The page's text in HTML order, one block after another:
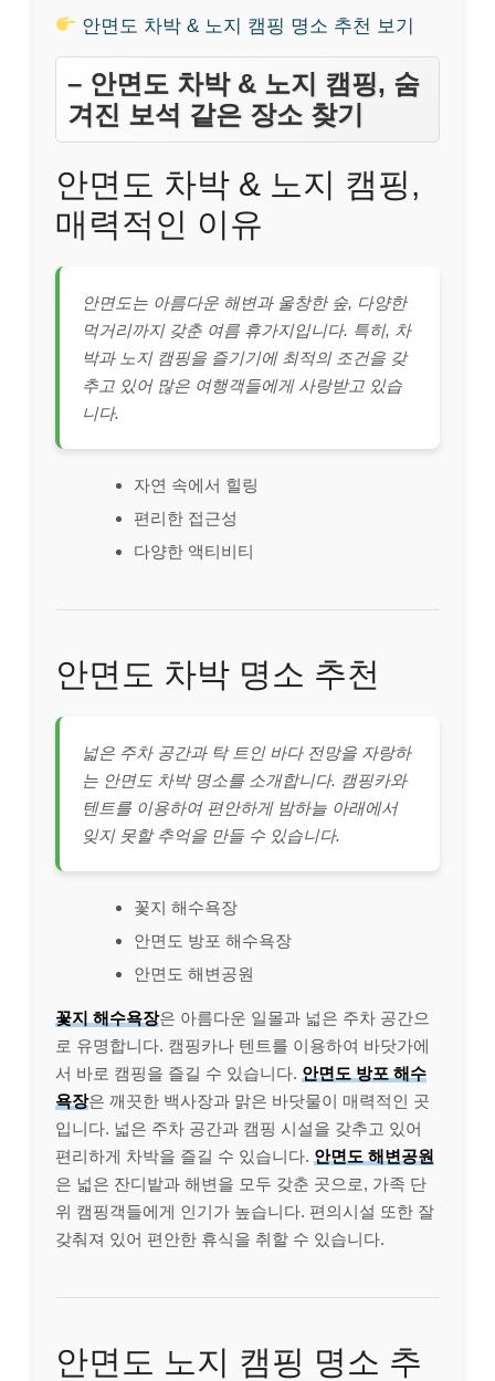
안면도 차박 & 노지 캠핑 명소 추천 보기
– 안면도 차박 & 노지 캠핑, 숨
겨진 보석 같은 장소 찾기
안면도 차박 & 노지 캠핑,
매력적인 이유
안면도는 아름다운 해변과 울창한 숲, 다양한
먹거리까지 갖춘 여름 휴가지입니다. 특히, 차
박과 노지 캠핑을 즐기기에 최적의 조건을 갖
추고 있어 많은 여행객들에게 사랑받고 있습
니다.
자연 속에서 힐링
편리한 접근성
다양한 액티비티
안면도 차박 명소 추천
넓은 주차 공간과 탁 트인 바다 전망을 자랑하
는 안면도 차박 명소를 소개합니다. 캠핑카와
텐트를 이용하여 편안하게 밤하늘 아래에서
잊지 못할 추억을 만들 수 있습니다.
꽃지 해수욕장
안면도 방포 해수욕장
안면도 해변공원
꽃지 해수욕장은 아름다운 일몰과 넓은 주차 공간으
로 유명합니다. 캠핑카나 텐트를 이용하여 바닷가에
서 바로 캠핑을 즐길 수 있습니다. 안면도 방포 해수
욕장은 깨끗한 백사장과 맑은 바닷물이 매력적인 곳
입니다. 넓은 주차 공간과 캠핑 시설을 갖추고 있어
편리하게 차박을 즐길 수 있습니다. 안면도 해변공원
은 넓은 잔디밭과 해변을 모두 갖춘 곳으로, 가족 단
위 캠핑객들에게 인기가 높습니다. 편의시설 또한 잘
갖춰져 있어 편안한 휴식을 취할 수 있습니다.
안면도 노지 캠핑 명소 추